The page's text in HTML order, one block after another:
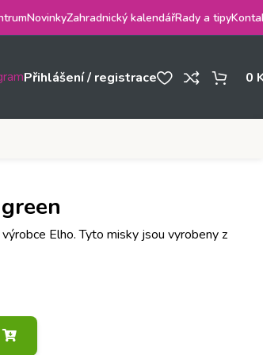
NovinkyZahradnický kalendářRady a tipy
Přihlášení / registrace 0
Elho. Tyto misky jsou vyrobeny z